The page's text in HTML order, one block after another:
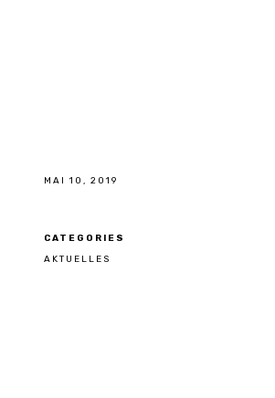
MAI 10, 2019
CATEGORIES
AKTUELLES